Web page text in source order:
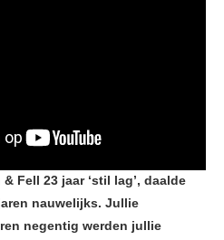
Fell 23 jaar ‘stil lag’, daalde
nauwelijks. Jullie
negentig werden jullie